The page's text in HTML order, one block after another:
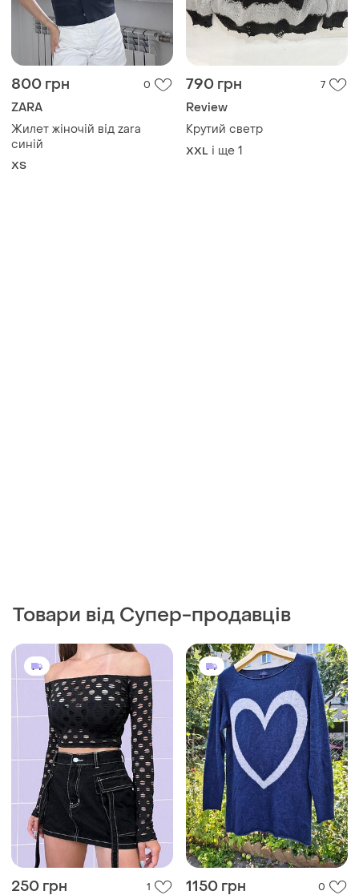
ZARA
Жилет жіночій від zara
синій
ХS
Review
Крутий светр
XXL і ще 1
250 грн 1
Shein
Короткий готический лонг в
крупную сетку в стиле
гранж
ХS
1150 грн 0
Cashmere collection з
кашеміру та вовни мерино
S і ще 1